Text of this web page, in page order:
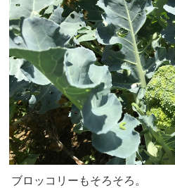
ブロッコリーもそろそろ。